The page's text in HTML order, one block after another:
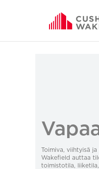
Toimiva, viihtyisä
Wakefield auttaa
toimistotila,